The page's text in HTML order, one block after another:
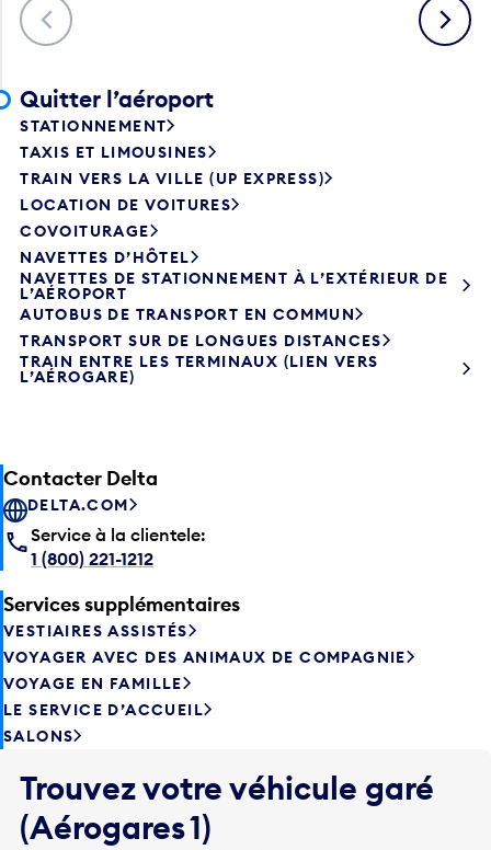
Précédent Suivant
Quitter l’aéroport
STATIONNEMENT
TAXIS ET LIMOUSINES
TRAIN VERS LA VILLE (UP EXPRESS)
LOCATION DE VOITURES
COVOITURAGE
NAVETTES D’HÔTEL
NAVETTES DE STATIONNEMENT À L’EXTÉRIEUR DE
L’AÉROPORT
AUTOBUS DE TRANSPORT EN COMMUN
TRANSPORT SUR DE LONGUES DISTANCES
TRAIN ENTRE LES TERMINAUX (LIEN VERS
L’AÉROGARE)
Contacter Delta
DELTA.COM
Service à la clientele:
1 (800) 221-1212
Services supplémentaires
VESTIAIRES ASSISTÉS
VOYAGER AVEC DES ANIMAUX DE COMPAGNIE
VOYAGE EN FAMILLE
LE SERVICE D’ACCUEIL
SALONS
Trouvez votre véhicule garé
(Aérogares 1)